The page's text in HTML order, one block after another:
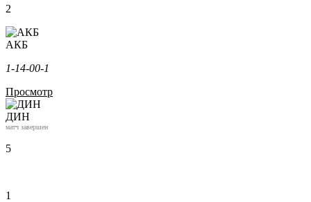
2
АКБ
1-14-00-1
Просмотр
ДИН
матч завершен
5
1